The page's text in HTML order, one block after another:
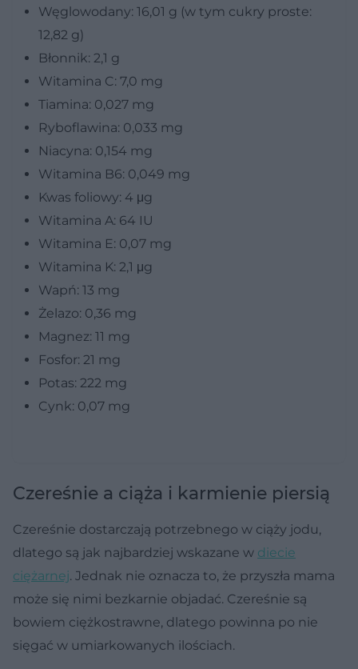
Węglowodany: 16,01 g (w tym cukry proste:
12,82 g)
Błonnik: 2,1 g
Witamina C: 7,0 mg
Tiamina: 0,027 mg
Ryboflawina: 0,033 mg
Niacyna: 0,154 mg
Witamina B6: 0,049 mg
Kwas foliowy: 4 μg
Witamina A: 64 IU
Witamina E: 0,07 mg
Witamina K: 2,1 μg
Wapń: 13 mg
Żelazo: 0,36 mg
Magnez: 11 mg
Fosfor: 21 mg
Potas: 222 mg
Cynk: 0,07 mg
Czereśnie a ciąża i karmienie piersią
Czereśnie dostarczają potrzebnego w ciąży jodu,
dlatego są jak najbardziej wskazane w diecie
ciężarnej. Jednak nie oznacza to, że przyszła mama
może się nimi bezkarnie objadać. Czereśnie są
bowiem ciężkostrawne, dlatego powinna po nie
sięgać w umiarkowanych ilościach.